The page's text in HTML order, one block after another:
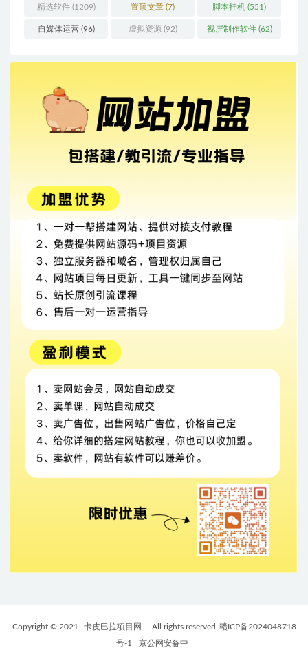
精选软件(1209) 置顶文章 (7) 脚本挂机 (551)
自媒体运营(96) 虚拟资源 (92) 视屏制作软件(62)
Copyright © 2021 卡皮巴拉项目网 - All rights reserved
赣ICP备2024048718
号-1
京公网安备中